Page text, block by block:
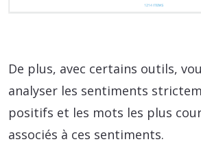
De plus, avec certains outils,
analyser les sentiments
positifs et les mots les plus
associés à ces sentiments.